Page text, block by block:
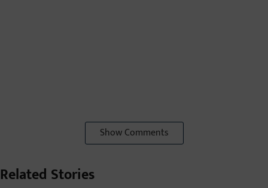
Show Comments
Related Stories